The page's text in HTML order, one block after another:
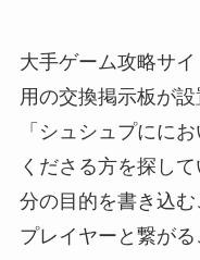
大手ゲーム攻略サ
用の交換掲示板が設
「シュシュプにに
くださる方を探し
分の目的を書き込
プレイヤーと繋がる